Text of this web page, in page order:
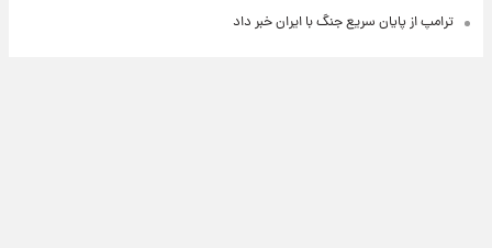
ترامپ از پایان سریع جنگ با ایران خبر داد